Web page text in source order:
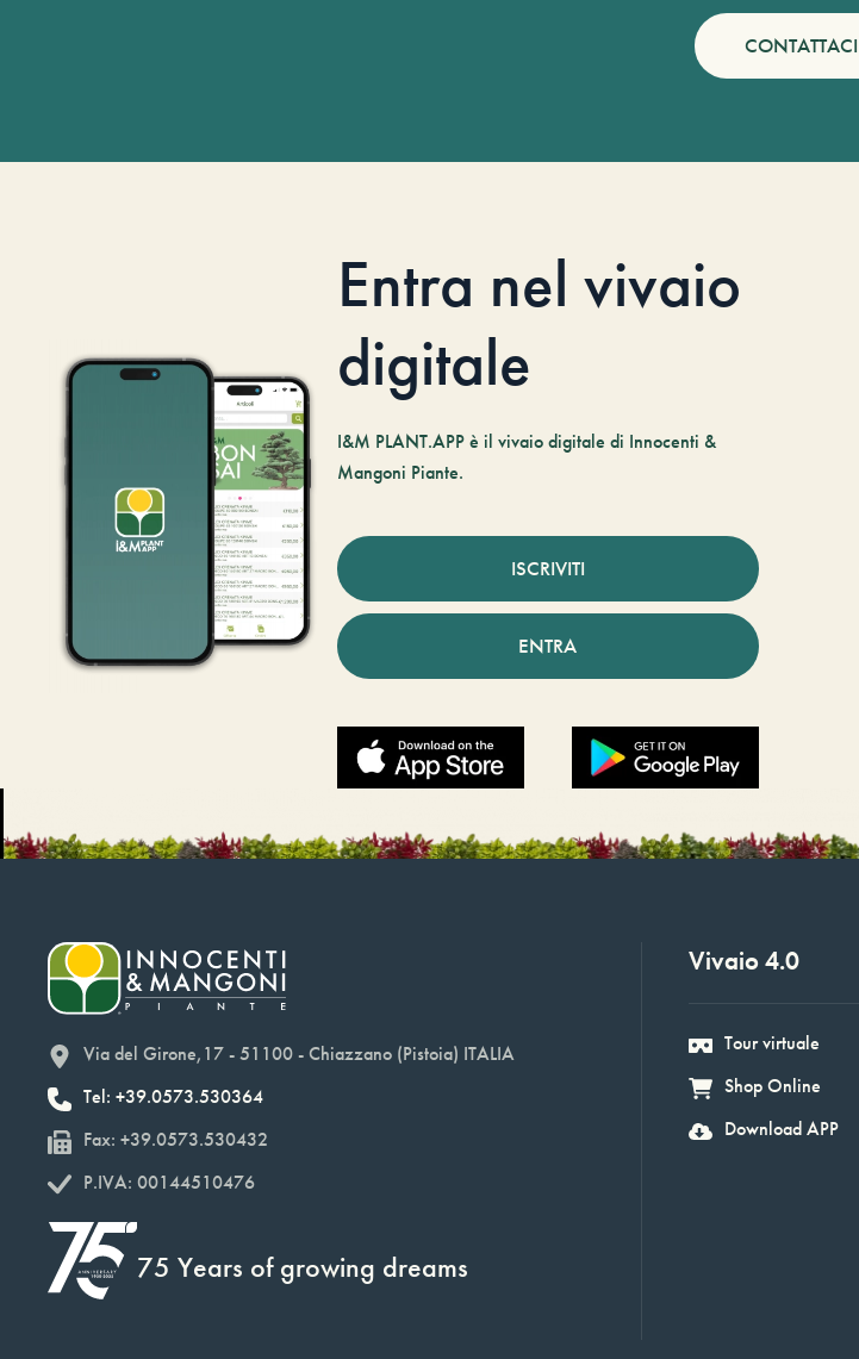
CONTATTACI
Entra nel vivaio
digitale
I&M PLANT.APP è il vivaio digitale di Innocenti &
Mangoni Piante.
ISCRIVITI
ENTRA
Via del Girone,17 - 51100 - Chiazzano (Pistoia) ITALIA
Tel: +39.0573.530364
Fax: +39.0573.530432
P.IVA: 00144510476
75 Years of growing dreams
Vivaio 4.0
Tour virtuale
Shop Online
Download APP